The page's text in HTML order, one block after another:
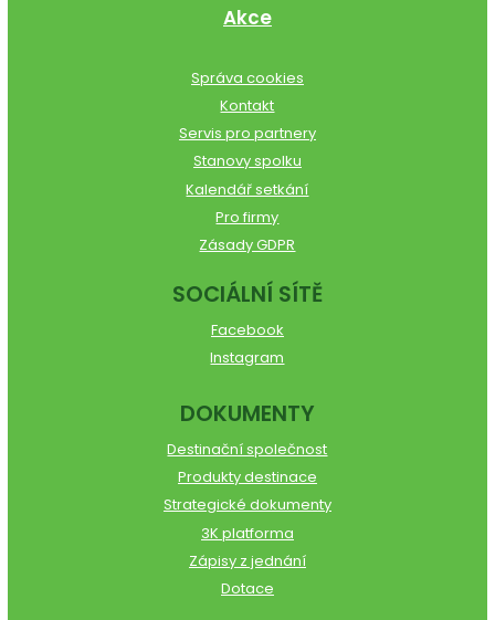
Akce
Správa cookies
Kontakt
Servis pro partnery
Stanovy spolku
Kalendář setkání
Pro firmy
Zásady GDPR
SOCIÁLNÍ SÍTĚ
Facebook
Instagram
DOKUMENTY
Destinační společnost
Produkty destinace
Strategické dokumenty
3K platforma
Zápisy z jednání
Dotace